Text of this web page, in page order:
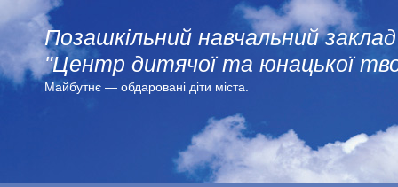
Позашкільний навчальний заклад
"Центр дитячої та юнацької
Майбутнє — обдарованi діти міста.